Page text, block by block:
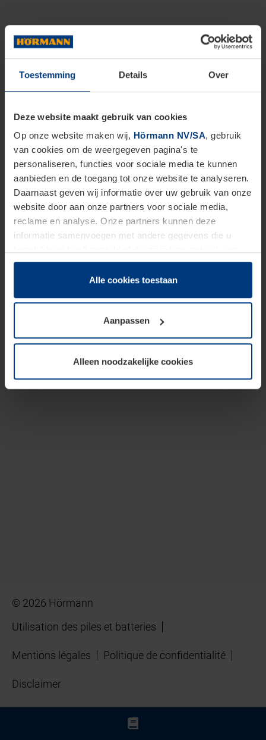
Toestemming Details Over
Deze website maakt gebruik van cookies
Op onze website maken wij, Hörmann NV/SA, gebruik
van cookies om de weergegeven pagina's te
personaliseren, functies voor sociale media te kunnen
aanbieden en de toegang tot onze website te analyseren.
Daarnaast geven wij informatie over uw gebruik van onze
website door aan onze partners voor sociale media,
reclame en analyse. Onze partners kunnen deze
informatie samenvoegen met andere gegevens die u
hun diensten hebben verzameld.
Juridisch hebben wij het recht om cookies op uw
van deze pagina's absoluut vereist is. Voor alle andere
soorten cookies is uw toestemming benodigd. Uw
toestemming kunt u op elk moment bij de uitleg van de
wijzigen of herroepen.
Alle cookies toestaan
Aanpassen
Alleen noodzakelijke cookies
© 2026 Hörmann
Utilisation des piles et batteries
Mentions légales Politique de confidentialité
Disclaimer